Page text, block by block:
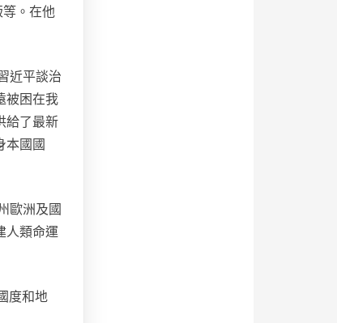
。在他
近平談治
被困在我
給了最新
本國國
歐洲及國
人類命運
度和地